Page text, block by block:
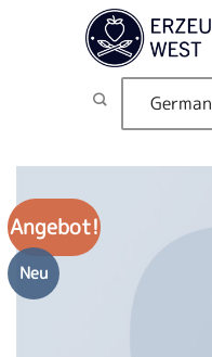
German
Angebot!
Neu